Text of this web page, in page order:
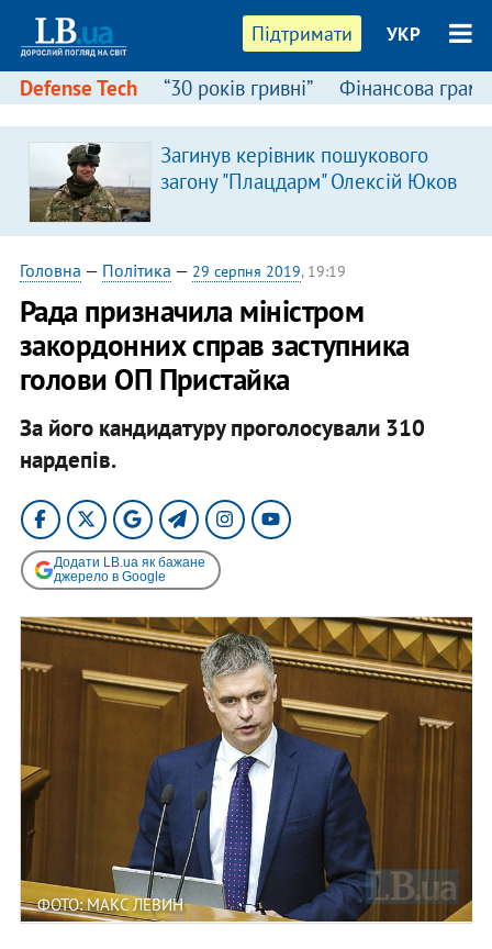
Підтримати УКР
Defense Tech “30 років гривні” Фінансова
Загинув керівник пошукового
загону "Плацдарм" Олексій Юков
Головна — Політика — 29 серпня 2019, 19:19
Рада призначила міністром
закордонних справ заступника
голови ОП Пристайка
За його кандидатуру проголосували 310
нардепів.
Додати LB.ua як бажане
джерело в Google
ФОТО: МАКС ЛЕВИН